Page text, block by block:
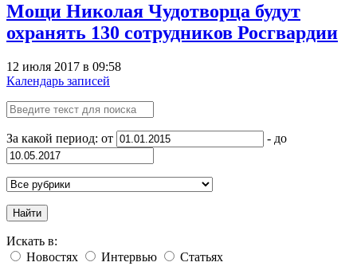
Мощи Николая Чудотворца будут
охранять 130 сотрудников Росгвардии
12 июля 2017 в 09:58
Календарь записей
За какой период: от - до
Найти
Искать в:
Новостях
Интервью
Статьях